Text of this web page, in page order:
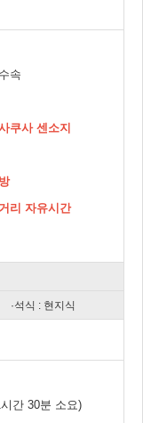
속
쿠사 센소지
리 자유시간
·석식 : 현지식
간 30분 소요)